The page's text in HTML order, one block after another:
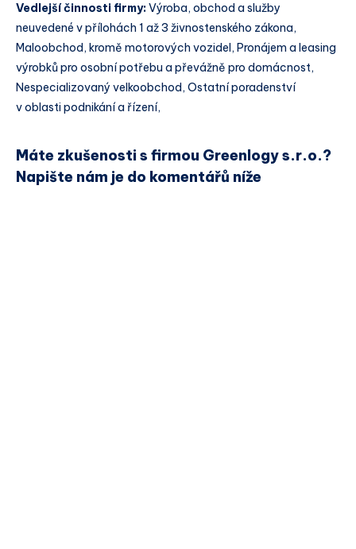
Vedlejší činnosti firmy:Výroba, obchod a služby
neuvedené v přílohách 1 až 3 živnostenského zákona,
Maloobchod, kromě motorových vozidel, Pronájem a leasing
výrobků pro osobní potřebu a převážně pro domácnost,
Nespecializovaný velkoobchod, Ostatní poradenství
v oblasti podnikání a řízení,
Máte zkušenosti s firmou Greenlogy s.r.o.?
Napište nám je do komentářů níže